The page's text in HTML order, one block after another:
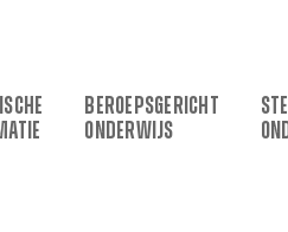
BEROEPSGERICHT
ONDERWIJS